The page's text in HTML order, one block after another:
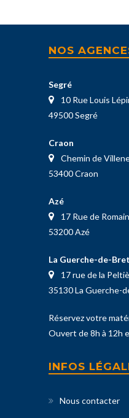
NOS
Segré
10 Rue Louis
49500 Segré
Craon
Chemin de
53400 Craon
Azé
17 Rue de
53200 Azé
La Guerche-de-
17 rue de la
35130 La Guerche-
Réservez votre
Ouvert de 8h à 12h
INFOS
Nous contacter